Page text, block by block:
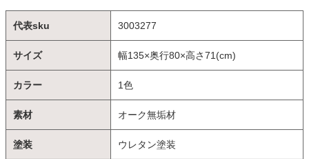
代表sku 3003277
サイズ 幅135×奥行80×高さ71(cm)
カラー 1色
素材 オーク無垢材
塗装 ウレタン塗装